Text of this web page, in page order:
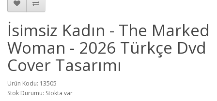
İsimsiz Kadın - The Marked
Woman - 2026 Türkçe Dvd
Cover Tasarımı
Ürün Kodu: 13505
Stok Durumu: Stokta var